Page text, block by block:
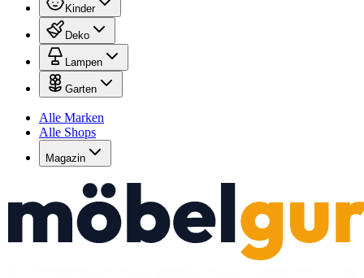
Kinder
Deko
Lampen
Garten
Alle Marken
Alle Shops
Magazin